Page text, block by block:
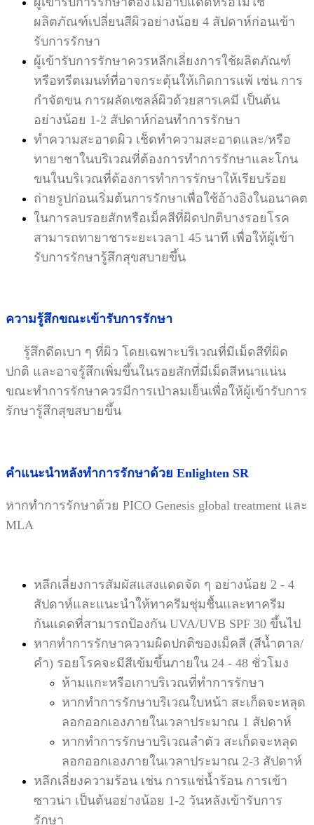
ผลิตภัณฑ์เปลี่ยนสีผิวอย่างน้อย 4 สัปดาห์ก่อนเข้า
รับการรักษา
ผู้เข้ารับการรักษาควรหลีกเลี่ยงการใช้ผลิตภัณฑ์
หรือทรีตเมนท์ที่อาจกระตุ้นให้เกิดการแพ้ เช่น การ
กำจัดขน การผลัดเซลล์ผิวด้วยสารเคมี เป็นต้น
อย่างน้อย 1-2 สัปดาห์ก่อนทำการรักษา
ทำความสะอาดผิว เช็ดทำความสะอาดและ/หรือ
ทายาชาในบริเวณที่ต้องการทำการรักษาและโกน
ขนในบริเวณที่ต้องการทำการรักษาให้เรียบร้อย
ถ่ายรูปก่อนเริ่มต้นการรักษาเพื่อใช้อ้างอิงในอนาคต
ในการลบรอยสักหรือเม็คสีที่ผิดปกติบางรอยโรค
สามารถทายาชาระยะเวลา1 45 นาที เพื่อให้ผู้เข้า
รับการรักษารู้สึกสุขสบายขึ้น
ความรู้สึกขณะเข้ารับการรักษา
รู้สึกดีดเบา ๆ ที่ผิว โดยเฉพาะบริเวณที่มีเม็ดสีที่ผิด
ปกติ และอาจรู้สึกเพิ่มขึ้นในรอยสักที่มีเม็ดสีหนาแน่น
ขณะทำการรักษาควรมีการเป่าลมเย็นเพื่อให้ผู้เข้ารับการ
รักษารู้สึกสุขสบายขึ้น
คำแนะนำหลังทำการรักษาด้วย Enlighten SR
หากทำการรักษาด้วย PICO Genesis global treatment และ
MLA
หลีกเลี่ยงการสัมผัสแสงแดดจัด ๆ อย่างน้อย 2 - 4
สัปดาห์และแนะนำให้ทาครีมชุ่มชื้นและทาครีม
กันแดดที่สามารถป้องกัน UVA/UVB SPF 30 ขึ้นไป
หากทำการรักษาความผิดปกติของเม็คสี (สีน้ำตาล/
คำ) รอยโรคจะมีสีเข้มขึ้นภายใน 24 - 48 ชั่วโมง
ห้ามแกะหรือเกาบริเวณที่ทำการรักษา
หากทำการรักษาบริเวณใบหน้า สะเก็ดจะหลุด
ลอกออกเองภายในเวลาประมาณ 1 สัปดาห์
หากทำการรักษาบริเวณลำตัว สะเก็ดจะหลุด
ลอกออกเองภายในเวลาประมาณ 2-3 สัปดาห์
หลีกเลี่ยงความร้อน เช่น การแช่น้ำร้อน การเข้า
ซาวน่า เป็นต้นอย่างน้อย 1-2 วันหลังเข้ารับการ
รักษา